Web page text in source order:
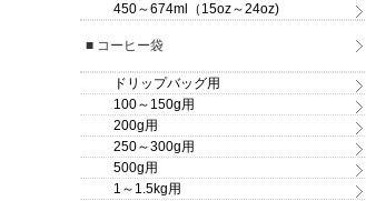
450～674ml（15oz～24oz)
■ コーヒー袋
ドリップバッグ用
100～150g用
200g用
250～300g用
500g用
1～1.5kg用